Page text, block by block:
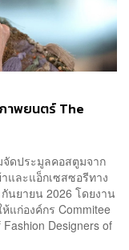
าพยนตร์ The
จัดประมูลคอสตูมจาก
และแอ็กเซสซอรีทาง
นยายน 2026 โดยงาน
แก่องค์กร Commitee
Designers of